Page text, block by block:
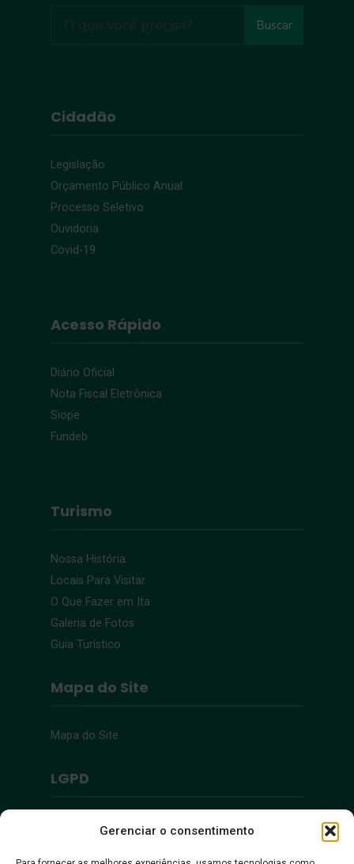
Gerenciar o consentimento
Buscar
Cidadão
Legislação
Orçamento Público Anual
Processo Seletivo
Ouvidoria
Covid-19
Acesso Rápido
Diário Oficial
Nota Fiscal Eletrônica
Siope
Fundeb
Turismo
Nossa História
Locais Para Visitar
O Que Fazer em Ita
Galeria de Fotos
Guia Turístico
Mapa do Site
Mapa do Site
LGPD
Política de Privacidade